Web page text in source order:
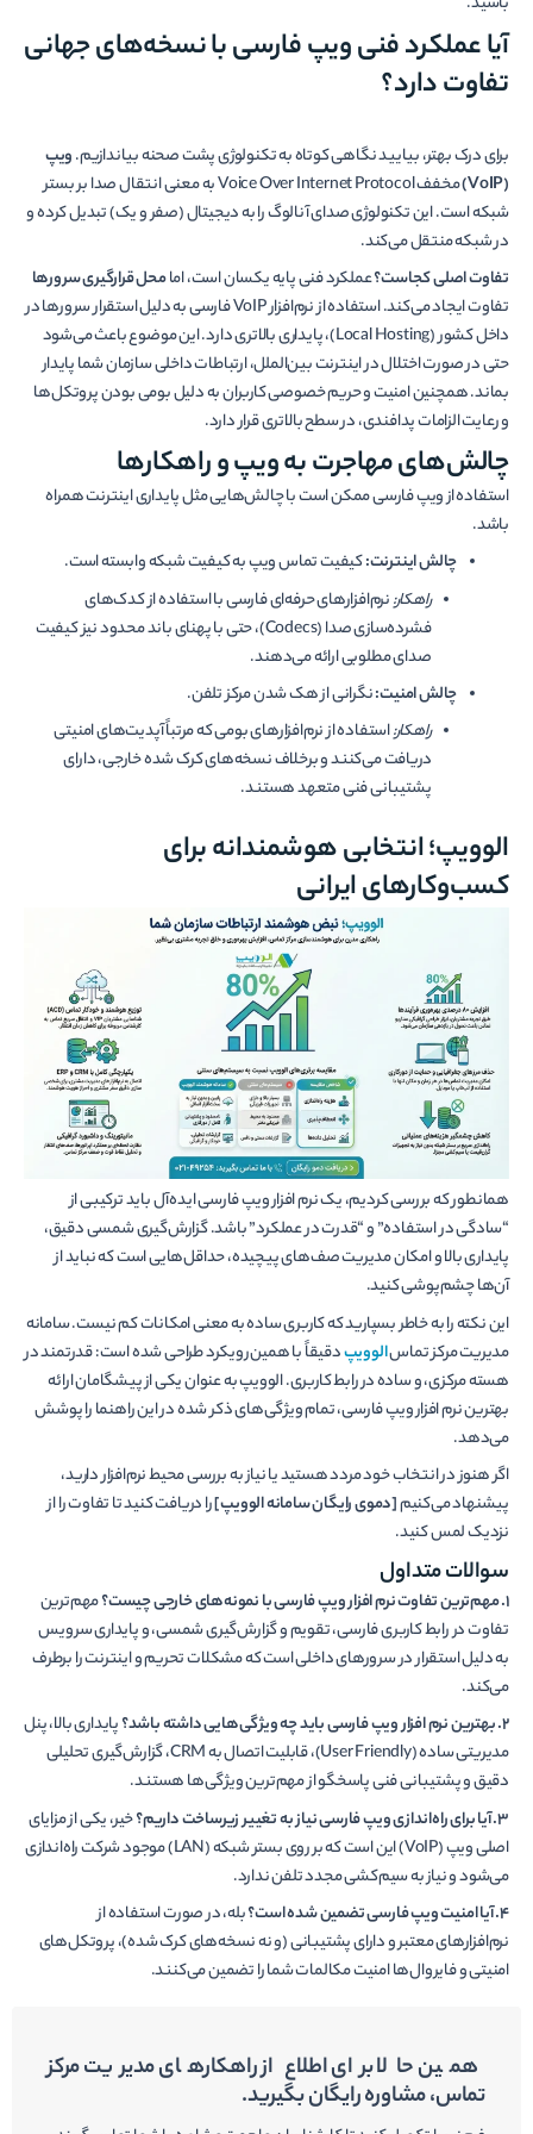
آیا عملکرد فنی ویپ فارسی با نسخه‌های جهانی
تفاوت دارد؟
برای درک بهتر، بیایید نگاهی کوتاه به تکنولوژی پشت صحنه بیاندازیم.ویپ
(VoIP)
مخفف Voice Over Internet Protocol به معنی انتقال صدا بر بستر
شبکه است. این تکنولوژی صدای آنالوگ را به دیجیتال (صفر و یک) تبدیل کرده و
در شبکه منتقل می‌کند.
تفاوت اصلی کجاست؟عملکرد فنی پایه یکسان است، امامحل قرارگیری سرورها
تفاوت ایجاد می‌کند. استفاده از نرم‌افزار VoIP فارسی به دلیل استقرار سرورها در
داخل کشور (Local Hosting)، پایداری بالاتری دارد. این موضوع باعث می‌شود
حتی در صورت اختلال در اینترنت بین‌الملل، ارتباطات داخلی سازمان شما پایدار
بماند. همچنین امنیت و حریم خصوصی کاربران به دلیل بومی بودن پروتکل‌ها
و رعایت الزامات پدافندی، در سطح بالاتری قرار دارد.
چالش‌های مهاجرت به ویپ و راهکارها
استفاده از ویپ فارسی ممکن است با چالش‌هایی مثل پایداری اینترنت همراه
باشد.
چالش اینترنت:کیفیت تماس ویپ به کیفیت شبکه وابسته است.
راهکار:نرم‌افزارهای حرفه‌ای فارسی با استفاده از کدک‌های
فشرده‌سازی صدا (Codecs)، حتی با پهنای باند محدود نیز کیفیت
صدای مطلوبی ارائه می‌دهند.
چالش امنیت:نگرانی از هک شدن مرکز تلفن.
راهکار:استفاده از نرم‌افزارهای بومی که مرتباً آپدیت‌های امنیتی
دریافت می‌کنند و برخلاف نسخه‌های کرک شده خارجی، دارای
پشتیبانی فنی متعهد هستند.
الوویپ؛ انتخابی هوشمندانه برای
کسب‌وکارهای ایرانی
همانطور که بررسی کردیم، یک نرم افزار ویپ فارسی ایده‌آل باید ترکیبی از
“سادگی در استفاده” و “قدرت در عملکرد” باشد. گزارش‌گیری شمسی دقیق،
پایداری بالا و امکان مدیریت صف‌های پیچیده، حداقل‌هایی است که نباید از
آن‌ها چشم‌پوشی کنید.
این نکته را به خاطر بسپارید که کاربری ساده به معنی امکانات کم نیست. سامانه
مدیریت مرکز تماسالوویپدقیقاً با همین رویکرد طراحی شده است: قدرتمند در
هسته مرکزی، و ساده در رابط کاربری. الوویپ به عنوان یکی از پیشگامان ارائه
بهترین نرم افزار ویپ فارسی، تمام ویژگی‌های ذکر شده در این راهنما را پوشش
می‌دهد.
اگر هنوز در انتخاب خود مردد هستید یا نیاز به بررسی محیط نرم‌افزار دارید،
پیشنهاد می‌کنیم[دموی رایگان سامانه الوویپ]را دریافت کنید تا تفاوت را از
نزدیک لمس کنید.
سوالات متداول
۱. مهم‌ترین تفاوت نرم افزار ویپ فارسی با نمونه‌های خارجی چیست؟
مهم‌ترین
تفاوت در رابط کاربری فارسی، تقویم و گزارش‌گیری شمسی، و پایداری سرویس
به دلیل استقرار در سرورهای داخلی است که مشکلات تحریم و اینترنت را برطرف
می‌کند.
۲. بهترین نرم افزار ویپ فارسی باید چه ویژگی‌هایی داشته باشد؟
پایداری بالا، پنل
مدیریتی ساده (User Friendly)، قابلیت اتصال به CRM، گزارش‌گیری تحلیلی
دقیق و پشتیبانی فنی پاسخگو از مهم‌ترین ویژگی‌ها هستند.
۳. آیا برای راه‌اندازی ویپ فارسی نیاز به تغییر زیرساخت داریم؟
خیر، یکی از مزایای
اصلی ویپ (VoIP) این است که بر روی بستر شبکه (LAN) موجود شرکت راه‌اندازی
می‌شود و نیاز به سیم‌کشی مجدد تلفن ندارد.
۴. آیا امنیت ویپ فارسی تضمین شده است؟
بله، در صورت استفاده از
نرم‌افزارهای معتبر و دارای پشتیبانی (و نه نسخه‌های کرک شده)، پروتکل‌های
امنیتی و فایروال‌ها امنیت مکالمات شما را تضمین می‌کنند.
همین حالا برای اطلاع از راهکارهای مدیریت مرکز
تماس، مشاوره رایگان بگیرید.